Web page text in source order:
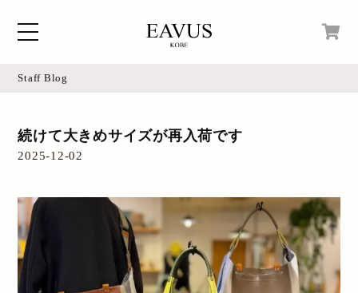
Blog
Online Shop
Instagram
Staff Blog
続けて大きめサイズが再入荷です
2025-12-02